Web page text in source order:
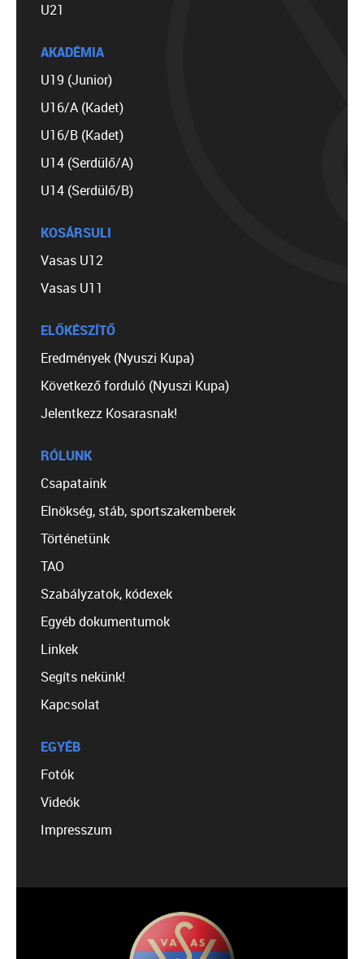
U21
AKADÉMIA
U19 (Junior)
U16/A (Kadet)
U16/B (Kadet)
U14 (Serdülő/A)
U14 (Serdülő/B)
KOSÁRSULI
Vasas U12
Vasas U11
ELŐKÉSZÍTŐ
Eredmények (Nyuszi Kupa)
Következő forduló (Nyuszi Kupa)
Jelentkezz Kosarasnak!
RÓLUNK
Csapataink
Elnökség, stáb, sportszakemberek
Történetünk
TAO
Szabályzatok, kódexek
Egyéb dokumentumok
Linkek
Segíts nekünk!
Kapcsolat
EGYÉB
Fotók
Videók
Impresszum